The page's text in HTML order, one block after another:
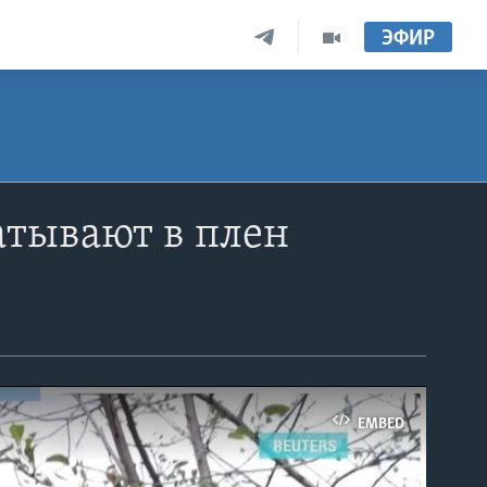
ЭФИР
в плен
EMBED